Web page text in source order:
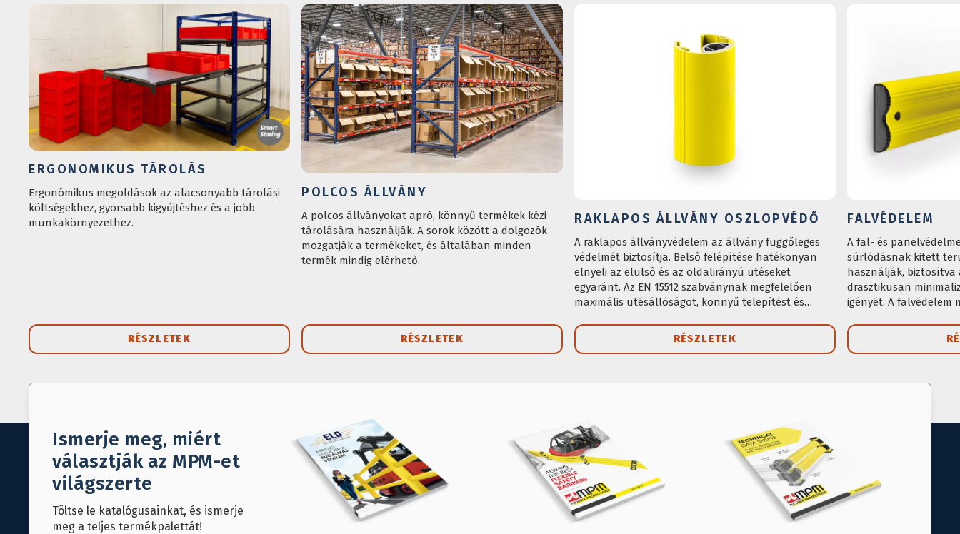
ERGONOMIKUS TÁROLÁS
Ergonómikus megoldások az alacsonyabb tárolási
költségekhez, gyorsabb kigyűjtéshez és a jobb
munkakörnyezethez.
RÉSZLETEK
POLCOS ÁLLVÁNY
A polcos állványokat apró, könnyű termékek kézi
tárolására használják. A sorok között a dolgozók
mozgatják a termékeket, és általában minden
termék mindig elérhető.
RÉSZLETEK
RAKLAPOS ÁLLVÁNY OSZLOPVÉDŐ
A raklapos állványvédelem az állvány függőleges
védelmét biztosítja. Belső felépítése hatékonyan
elnyeli az elülső és az oldalirányú ütéseket
egyaránt. Az EN 15512 szabványnak megfelelően
maximális ütésállóságot, könnyű telepítést és
RÉSZLETEK
FALVÉDELEM
A fal- és
súrlódásnak kitett
használják,
drasztikusan
igényét. A falvédelem
Ismerje meg, miért
választják az MPM-et
világszerte
Töltse le katalógusainkat, és ismerje
meg a teljes termékpalettát!